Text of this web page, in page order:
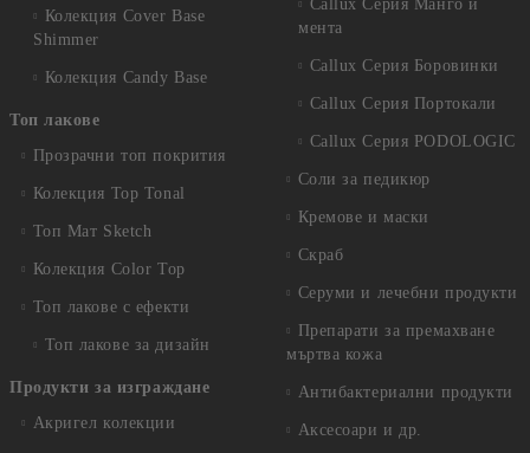
Колекция Cover Base
Shimmer
Колекция Candy Base
Топ лакове
Прозрачни топ покрития
Колекция Top Tonal
Топ Мат Sketch
Колекция Color Top
Топ лакове с ефекти
Топ лакове за дизайн
Продукти за изграждане
Акригел колекции
Callux Серия Манго и
мента
Callux Серия Боровинки
Callux Серия Портокали
Callux Серия PODOLOGIC
Соли за педикюр
Кремове и маски
Скраб
Серуми и лечебни продукти
Препарати за премахване
мъртва кожа
Антибактериални продукти
Аксесоари и др.